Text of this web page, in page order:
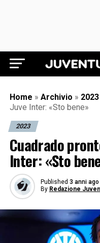
Home » Archivio » 2023
Juve Inter: «Sto bene»
2023
Cuadrado
Inter: «Sto
Published 3 anni ago
By Redazione